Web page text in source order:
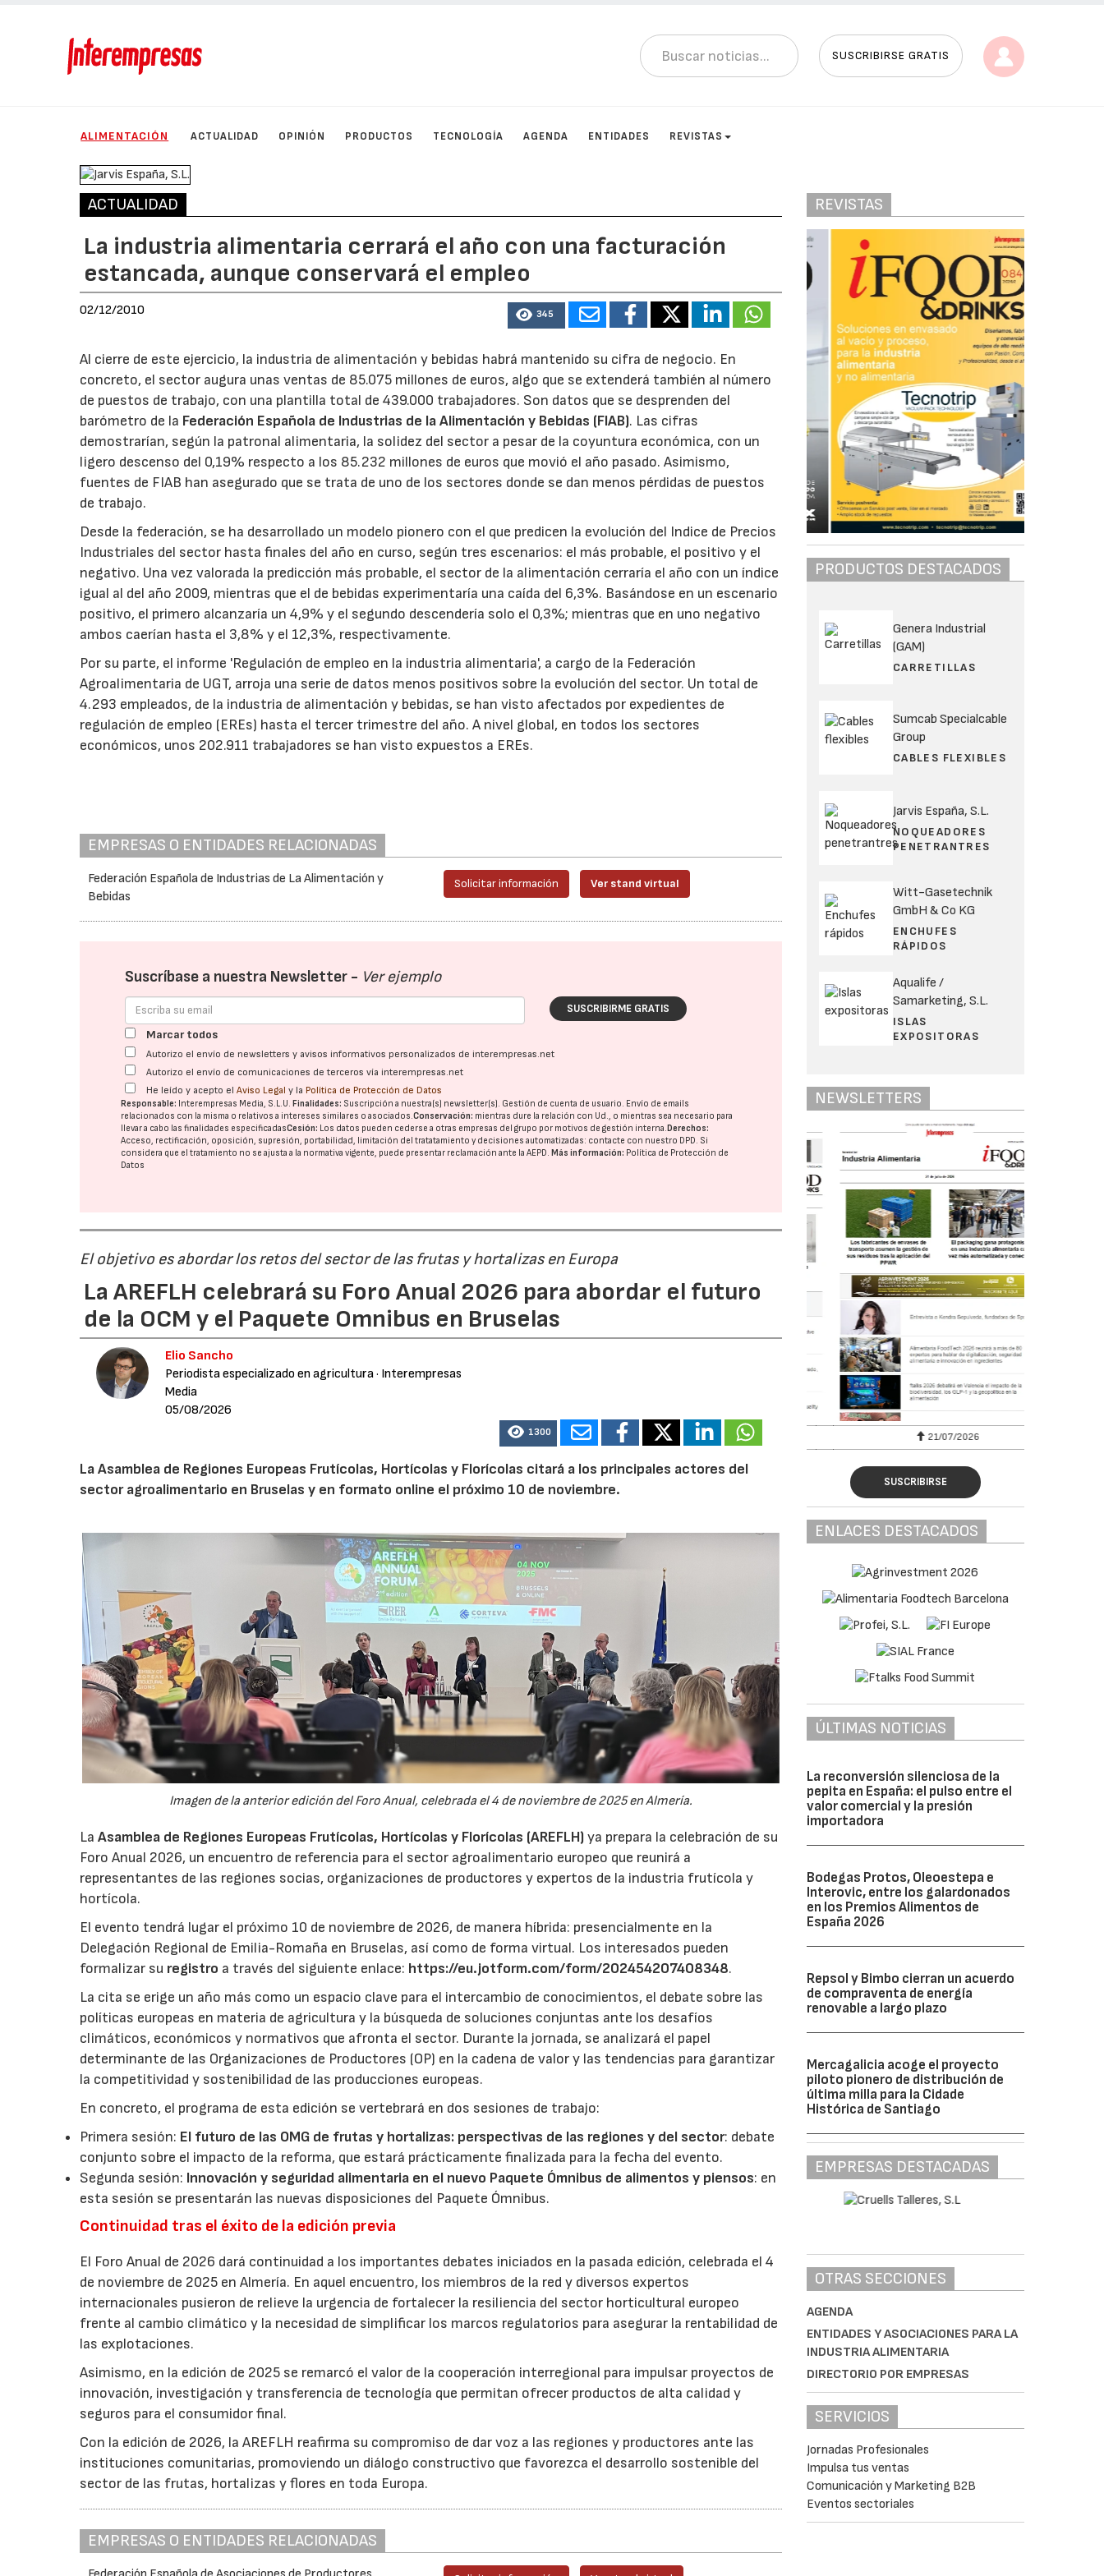
SUSCRIBIRSE GRATIS
ALIMENTACIÓN ACTUALIDAD OPINIÓN PRODUCTOS TECNOLOGÍA AGENDA ENTIDADES REVISTAS
ACTUALIDAD
La industria alimentaria cerrará el año con una facturación
estancada, aunque conservará el empleo
02/12/2010 345
Al cierre de este ejercicio, la industria de alimentación y bebidas habrá mantenido su cifra de negocio. En
concreto, el sector augura unas ventas de 85.075 millones de euros, algo que se extenderá también al número
de puestos de trabajo, con una plantilla total de 439.000 trabajadores. Son datos que se desprenden del
barómetro de la Federación Española de Industrias de la Alimentación y Bebidas (FIAB). Las cifras
demostrarían, según la patronal alimentaria, la solidez del sector a pesar de la coyuntura económica, con un
ligero descenso del 0,19% respecto a los 85.232 millones de euros que movió el año pasado. Asimismo,
fuentes de FIAB han asegurado que se trata de uno de los sectores donde se dan menos pérdidas de puestos
de trabajo.
Desde la federación, se ha desarrollado un modelo pionero con el que predicen la evolución del Indice de Precios
Industriales del sector hasta finales del año en curso, según tres escenarios: el más probable, el positivo y el
negativo. Una vez valorada la predicción más probable, el sector de la alimentación cerraría el año con un índice
igual al del año 2009, mientras que el de bebidas experimentaría una caída del 6,3%. Basándose en un escenario
positivo, el primero alcanzaría un 4,9% y el segundo descendería solo el 0,3%; mientras que en uno negativo
ambos caerían hasta el 3,8% y el 12,3%, respectivamente.
Por su parte, el informe 'Regulación de empleo en la industria alimentaria', a cargo de la Federación
Agroalimentaria de UGT, arroja una serie de datos menos positivos sobre la evolución del sector. Un total de
4.293 empleados, de la industria de alimentación y bebidas, se han visto afectados por expedientes de
regulación de empleo (EREs) hasta el tercer trimestre del año. A nivel global, en todos los sectores
económicos, unos 202.911 trabajadores se han visto expuestos a EREs.
EMPRESAS O ENTIDADES RELACIONADAS
Federación Española de Industrias de La Alimentación y
Bebidas
Solicitar información Ver stand virtual
Suscríbase a nuestra Newsletter - Ver ejemplo
SUSCRIBIRME GRATIS
Marcar todos
Autorizo el envío de newsletters y avisos informativos personalizados de interempresas.net
Autorizo el envío de comunicaciones de terceros vía interempresas.net
He leído y acepto elAviso Legal y la Política de Protección de Datos
Responsable: Interempresas Media, S.L.U.Finalidades: Suscripción a nuestra(s) newsletter(s). Gestión de cuenta de usuario. Envío de emails
relacionados con la misma o relativos a intereses similares o asociados.Conservación: mientras dure la relación con Ud., o mientras sea necesario para
llevar a cabo las finalidades especificadasCesión: Los datos pueden cederse a otras empresas del grupo por motivos de gestión interna.Derechos:
Acceso, rectificación, oposición, supresión, portabilidad, limitación del tratatamiento y decisiones automatizadas: contacte con nuestro DPD. Si
considera que el tratamiento no se ajusta a la normativa vigente, puede presentar reclamación ante laAEPD.Más información: Política de Protección de
Datos
El objetivo es abordar los retos del sector de las frutas y hortalizas en Europa
La AREFLH celebrará su Foro Anual 2026 para abordar el futuro
de la OCM y el Paquete Omnibus en Bruselas
Elio Sancho
Periodista especializado en agricultura· Interempresas
Media
05/08/2026
1300
La Asamblea de Regiones Europeas Frutícolas, Hortícolas y Florícolas citará a los principales actores del
sector agroalimentario en Bruselas y en formato online el próximo 10 de noviembre.
Imagen de la anterior edición del Foro Anual, celebrada el 4 de noviembre de 2025 en Almería.
LaAsamblea de Regiones Europeas Frutícolas, Hortícolas y Florícolas (AREFLH)ya prepara la celebración de su
Foro Anual 2026, un encuentro de referencia para el sector agroalimentario europeo que reunirá a
representantes de las regiones socias, organizaciones de productores y expertos de la industria frutícola y
hortícola.
El evento tendrá lugar el próximo 10 de noviembre de 2026, de manera híbrida: presencialmente en la
Delegación Regional de Emilia-Romaña en Bruselas, así como de forma virtual. Los interesados pueden
formalizar su registro a través del siguiente enlace: https://eu.jotform.com/form/202454207408348.
La cita se erige un año más como un espacio clave para el intercambio de conocimientos, el debate sobre las
políticas europeas en materia de agricultura y la búsqueda de soluciones conjuntas ante los desafíos
climáticos, económicos y normativos que afronta el sector. Durante la jornada, se analizará el papel
determinante de las Organizaciones de Productores (OP) en la cadena de valor y las tendencias para garantizar
la competitividad y sostenibilidad de las producciones europeas.
En concreto, el programa de esta edición se vertebrará en dos sesiones de trabajo:
Primera sesión: El futuro de las OMG de frutas y hortalizas: perspectivas de las regiones y del sector: debate
conjunto sobre el impacto de la reforma, que estará prácticamente finalizada para la fecha del evento.
Segunda sesión: Innovación y seguridad alimentaria en el nuevo Paquete Ómnibus de alimentos y piensos: en
esta sesión se presentarán las nuevas disposiciones del Paquete Ómnibus.
Continuidad tras el éxito de la edición previa
El Foro Anual de 2026 dará continuidad a los importantes debates iniciados en la pasada edición, celebrada el 4
de noviembre de 2025 en Almería. En aquel encuentro, los miembros de la red y diversos expertos
internacionales pusieron de relieve la urgencia de fortalecer la resiliencia del sector horticultural europeo
frente al cambio climático y la necesidad de simplificar los marcos regulatorios para asegurar la rentabilidad de
las explotaciones.
Asimismo, en la edición de 2025 se remarcó el valor de la cooperación interregional para impulsar proyectos de
innovación, investigación y transferencia de tecnología que permitan ofrecer productos de alta calidad y
seguros para el consumidor final.
Con la edición de 2026, la AREFLH reafirma su compromiso de dar voz a las regiones y productores ante las
instituciones comunitarias, promoviendo un diálogo constructivo que favorezca el desarrollo sostenible del
sector de las frutas, hortalizas y flores en toda Europa.
EMPRESAS O ENTIDADES RELACIONADAS
REVISTAS
PRODUCTOS DESTACADOS
Genera Industrial
(GAM)
CARRETILLAS
Sumcab Specialcable
Group
CABLES FLEXIBLES
Jarvis España, S.L.
NOQUEADORES
PENETRANTRES
Witt-Gasetechnik
GmbH & Co KG
ENCHUFES
RÁPIDOS
Aqualife /
Samarketing, S.L.
ISLAS
EXPOSITORAS
NEWSLETTERS
21/07/2026 28/07/2026 21/07/2026
SUSCRIBIRSE
ENLACES DESTACADOS
ÚLTIMAS NOTICIAS
La reconversión silenciosa de la
pepita en España: el pulso entre el
valor comercial y la presión
importadora
Bodegas Protos, Oleoestepa e
Interovic, entre los galardonados
en los Premios Alimentos de
España 2026
Repsol y Bimbo cierran un acuerdo
de compraventa de energía
renovable a largo plazo
Mercagalicia acoge el proyecto
piloto pionero de distribución de
última milla para la Cidade
Histórica de Santiago
EMPRESAS DESTACADAS
OTRAS SECCIONES
AGENDA
ENTIDADES Y ASOCIACIONES PARA LA
INDUSTRIA ALIMENTARIA
DIRECTORIO POR EMPRESAS
SERVICIOS
Jornadas Profesionales
Impulsa tus ventas
Comunicación y Marketing B2B
Eventos sectoriales